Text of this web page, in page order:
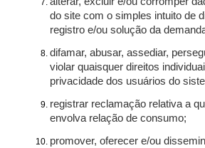
do site com o simples intuito de
registro e/ou solução da
difamar, abusar, assediar,
violar quaisquer direitos
privacidade dos usuários do
registrar reclamação relativa a
envolva relação de consumo;
promover, oferecer e/ou